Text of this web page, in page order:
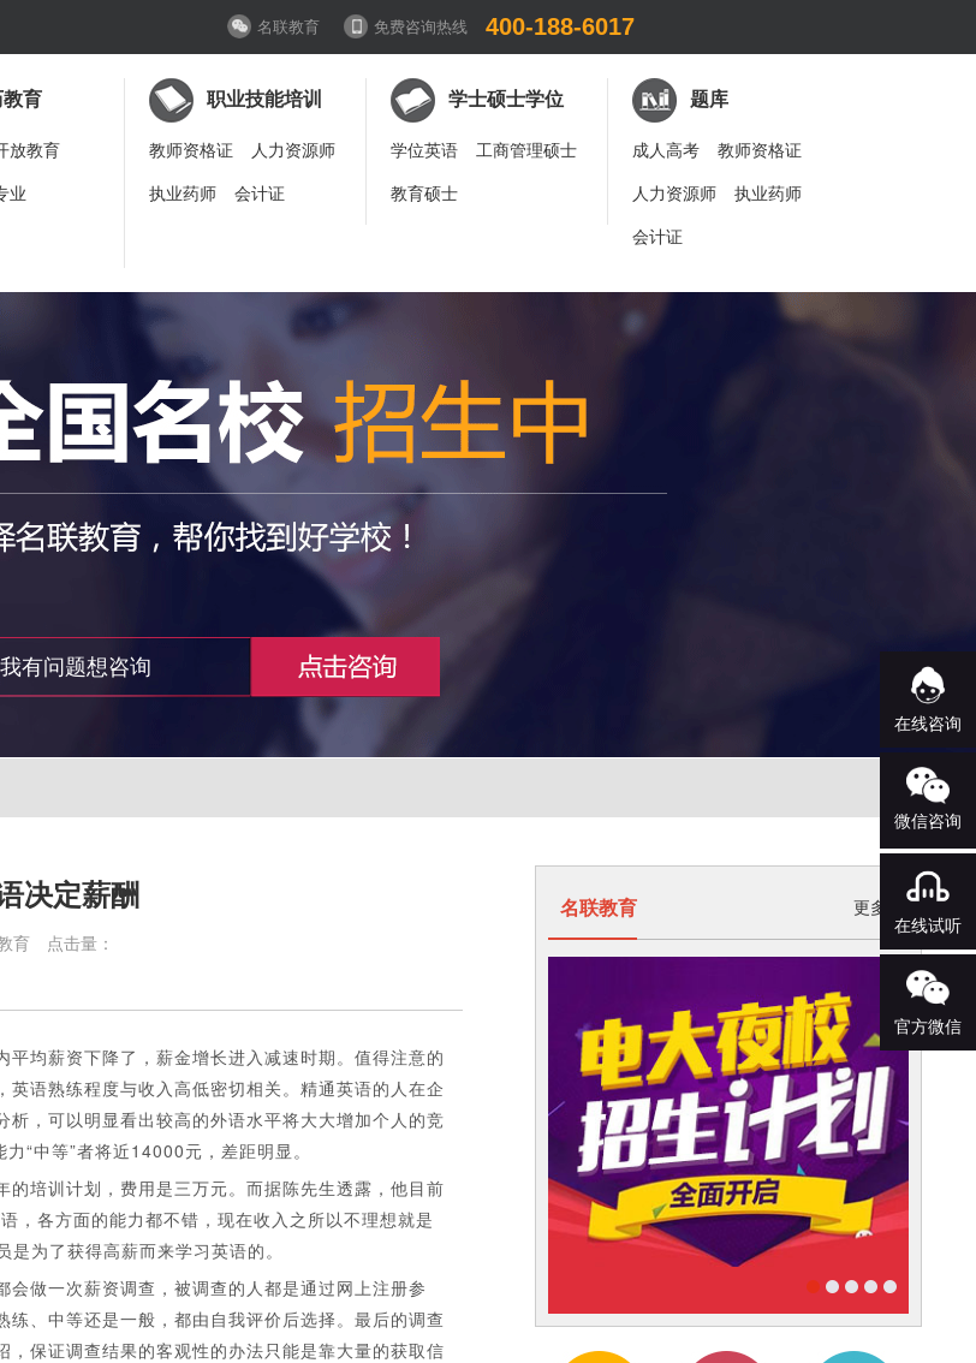
名联教育 免费咨询热线 400-188-6017
育
放教育
业
职业技能培训
教师资格证 人力资源师
执业药师 会计证
学士硕士学位
学位英语 工商管理硕士
教育硕士
题库
成人高考 教师资格证
人力资源师 执业药师
会计证
决定薪酬
育 点击量：
均薪资下降了，薪金增长进入减速时期。值得注意的
语熟练程度与收入高低密切相关。精通英语的人在企
，可以明显看出较高的外语水平将大大增加个人的竞
“中等”者将近14000元，差距明显。
培训计划，费用是三万元。而据陈先生透露，他目前
，各方面的能力都不错，现在收入之所以不理想就是
为了获得高薪而来学习英语的。
做一次薪资调查，被调查的人都是通过网上注册参
、中等还是一般，都由自我评价后选择。最后的调查
保证调查结果的客观性的办法只能是靠大量的获取信
名联教育 更多>
在线咨询
微信咨询
在线试听
官方微信